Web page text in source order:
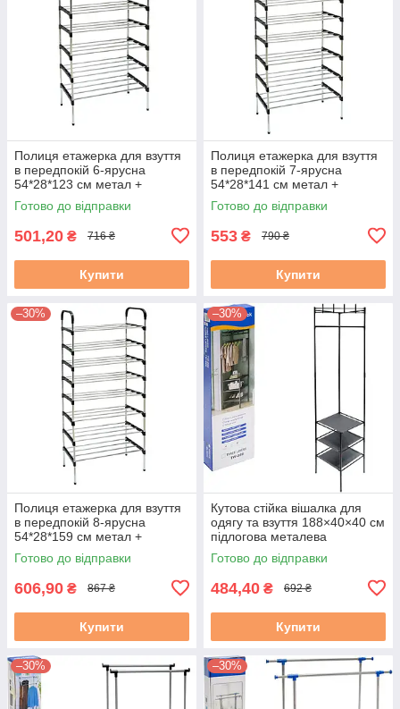
Полиця етажерка для взуття
в передпокій 6-ярусна
54*28*123 см метал +
пластик універсальний
дизайн, поличка легко
Готово до відправки
501,20 ₴ 716 ₴
Купити
Полиця етажерка для взуття
в передпокій 7-ярусна
54*28*141 см метал +
пластик універсальний
дизайн, поличка легко
Готово до відправки
553 ₴ 790 ₴
Купити
–30%
Полиця етажерка для взуття
в передпокій 8-ярусна
54*28*159 см метал +
пластик універсальний
дизайн, поличка легко
Готово до відправки
606,90 ₴ 867 ₴
Купити
–30%
Кутова стійка вішалка для
одягу та взуття 188×40×40 см
підлогова металева
Готово до відправки
484,40 ₴ 692 ₴
Купити
–30% –30%